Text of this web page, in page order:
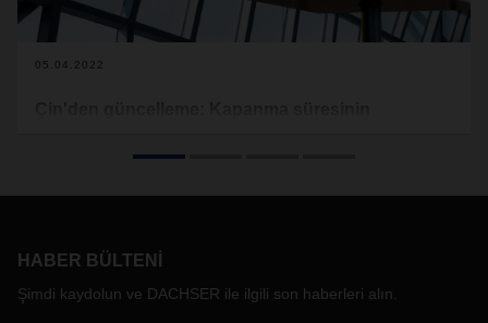
05.04.2022
19 kısıtlamaları artırıldı ve süre uzatıldı. Bu durumun
Genel bakış
plan, Pudong'da karantinanın 1 Nisan'da sona ermesini
HABER BÜLTENI
Şimdi kaydolun ve DACHSER ile ilgili son haberleri alın.